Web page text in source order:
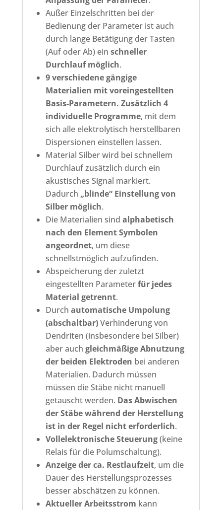
Außer Einzelschritten bei der
Bedienung der Parameter ist auch
durch lange Betätigung der Tasten
(Auf oder Ab) ein schneller
Durchlauf möglich.
9 verschiedene gängige
Materialien mit voreingestellten
Basis-Parametern. Zusätzlich 4
individuelle Programme, mit dem
sich alle elektrolytisch herstellbaren
Dispersionen einstellen lassen.
Material Silber wird bei schnellem
Durchlauf zusätzlich durch ein
akustisches Signal markiert.
Dadurch „blinde“ Einstellung von
Silber möglich.
Die Materialien sind alphabetisch
nach den Element Symbolen
angeordnet, um diese
schnellstmöglich aufzufinden.
Abspeicherung der zuletzt
eingestellten Parameterfür jedes
Material getrennt.
Durch automatische Umpolung
(abschaltbar)Verhinderung von
Dendriten (insbesondere bei Silber)
aber auch gleichmäßige Abnutzung
der beiden Elektroden bei anderen
Materialien. Dadurch müssen
müssen die Stäbe nicht manuell
getauscht werden. Das Abwischen
der Stäbe während der Herstellung
ist in der Regel nicht erforderlich.
Vollelektronische Steuerung(keine
Relais für die Polumschaltung).
Anzeige der ca. Restlaufzeit, um die
Dauer des Herstellungsprozesses
besser abschätzen zu können.
Aktueller Arbeitsstrom kann